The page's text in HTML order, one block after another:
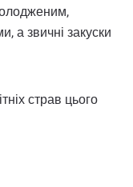
а звичні закуски
страв цього